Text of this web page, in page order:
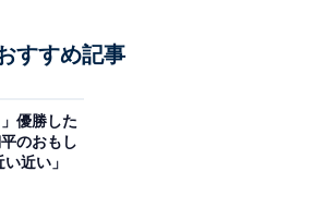
すすめ記事
優勝した
のおもし
近い」